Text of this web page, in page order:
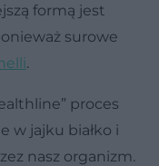
formą jest
surowe
.
proces
w jajku białko i
nasz organizm.